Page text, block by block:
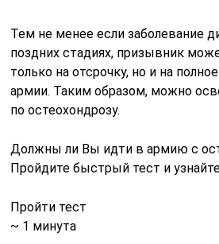
Тем не менее если заболевание
поздних стадиях, призывник
только на отсрочку, но и на
армии. Таким образом, можно
по остеохондрозу.
Должны ли Вы идти в армию с
Пройдите быстрый тест и
Пройти тест
~ 1 минута